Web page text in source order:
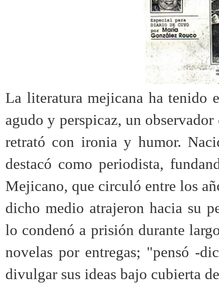
La literatura mejicana ha tenido
agudo y perspicaz, un
retrató con ironia y humor.
destacó como periodista,
Mejicano, que circuló entre los
dicho medio atrajeron hacia su
lo condenó a prisión durante
novelas por entregas; "pensó -
divulgar sus ideas bajo cubierta